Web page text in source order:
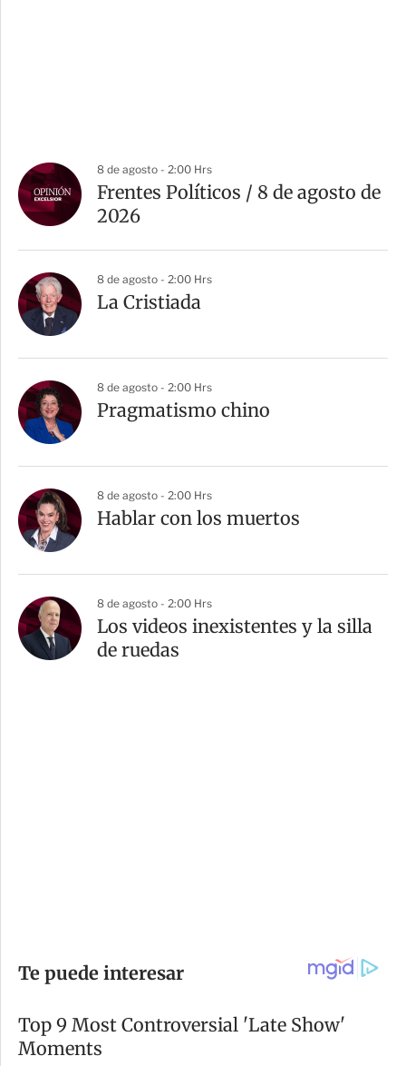
8 de agosto - 2:00 Hrs
Frentes Políticos / 8 de agosto de
2026
8 de agosto - 2:00 Hrs
La Cristiada
8 de agosto - 2:00 Hrs
Pragmatismo chino
8 de agosto - 2:00 Hrs
Hablar con los muertos
8 de agosto - 2:00 Hrs
Los videos inexistentes y la silla
de ruedas